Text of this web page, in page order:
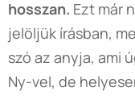
hosszan. Ezt már
jelöljük írásban,
szó az anyja, ami
Ny-vel, de